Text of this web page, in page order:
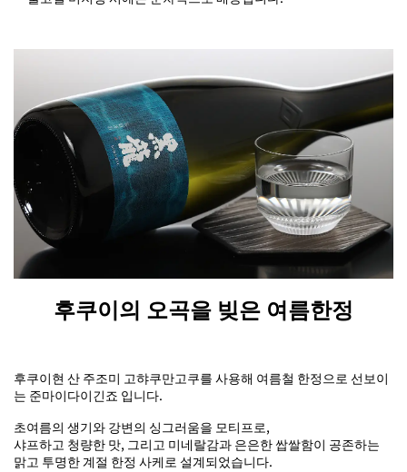
후쿠이의 오곡을 빚은 여름한정
후쿠이현 산 주조미 고햐쿠만고쿠를 사용해 여름철 한정으로 선보이
는 준마이다이긴죠 입니다.
초여름의 생기와 강변의 싱그러움을 모티프로,
샤프하고 청량한 맛, 그리고 미네랄감과 은은한 쌉쌀함이 공존하는
맑고 투명한 계절 한정 사케로 설계되었습니다.